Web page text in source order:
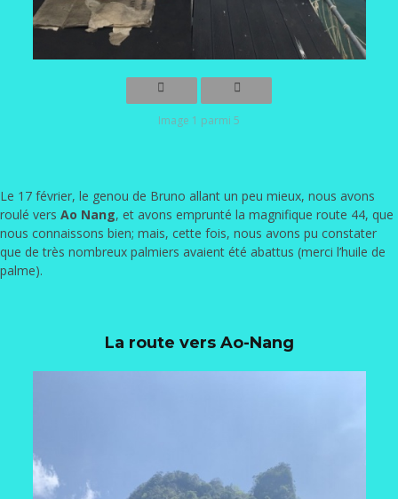
Image 1 parmi 5
Le 17 février, le genou de Bruno allant un peu mieux, nous avons
roulé vers Ao Nang, et avons emprunté la magnifique route 44, que
nous connaissons bien; mais, cette fois, nous avons pu constater
que de très nombreux palmiers avaient été abattus (merci l’huile de
palme).
La route vers Ao-Nang